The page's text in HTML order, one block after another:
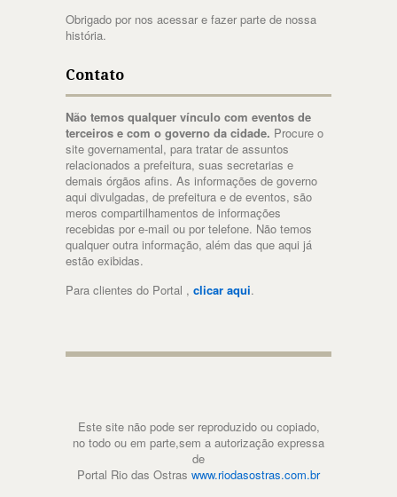
Obrigado por nos acessar e fazer parte de nossa
história.
Contato
Não temos qualquer vínculo com eventos de
terceiros e com o governo da cidade. Procure o
site governamental, para tratar de assuntos
relacionados a prefeitura, suas secretarias e
demais órgãos afins. As informações de governo
aqui divulgadas, de prefeitura e de eventos, são
meros compartilhamentos de informações
recebidas por e-mail ou por telefone. Não temos
qualquer outra informação, além das que aqui já
estão exibidas.
Para clientes do Portal , clicar aqui.
Este site não pode ser reproduzido ou copiado,
no todo ou em parte,sem a autorização expressa
de
Portal Rio das Ostras www.riodasostras.com.br